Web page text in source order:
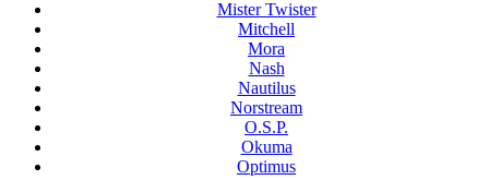
Mister Twister
Mitchell
Mora
Nash
Nautilus
Norstream
O.S.P.
Okuma
Optimus